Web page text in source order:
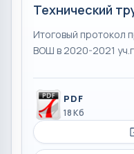
Технический
Итоговый протокол
ВОШ в 2020-2021
PDF
18 Кб